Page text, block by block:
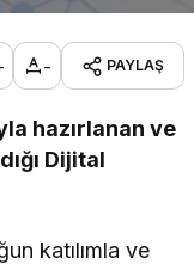
- PAYLAŞ
hazırlanan ve
Dijital
katılımla ve